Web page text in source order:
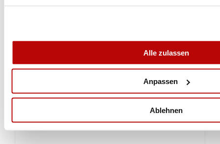
Alle zulassen
Anpassen
Ablehnen